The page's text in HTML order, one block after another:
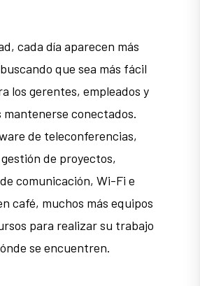
cada día aparecen más
que sea más fácil
los gerentes, empleados y
mantenerse conectados.
de teleconferencias,
de proyectos,
comunicación, Wi-Fi e
café, muchos más equipos
para realizar su trabajo
se encuentren.